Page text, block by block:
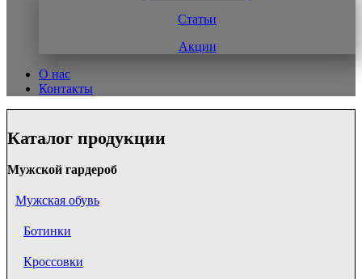
Статьи
Акции
О нас
Контакты
Каталог продукции
Мужской гардероб
Мужская обувь
Ботинки
Кроссовки